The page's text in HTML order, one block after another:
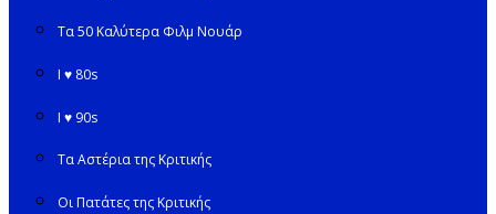
Τα 50 Καλύτερα Φιλμ Νουάρ
I ♥ 80s
I ♥ 90s
Τα Αστέρια της Κριτικής
Οι Πατάτες της Κριτικής